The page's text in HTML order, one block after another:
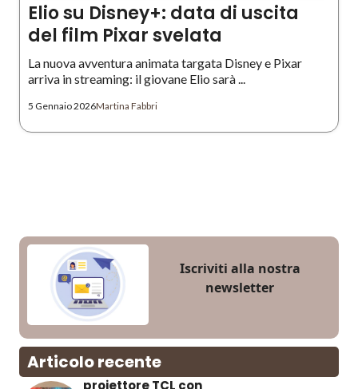
Elio su Disney+: data di uscita
del film Pixar svelata
La nuova avventura animata targata Disney e Pixar
arriva in streaming: il giovane Elio sarà ...
5 Gennaio 2026Martina Fabbri
Iscriviti alla nostra
newsletter
Articolo recente